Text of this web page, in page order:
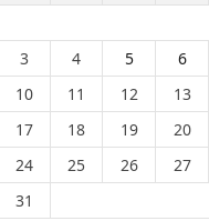
3
4 5 6
10
11 12 13
17
18 19 20
24
25 26 27
31